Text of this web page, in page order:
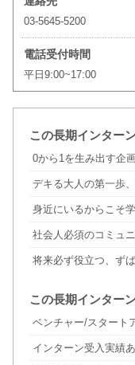
03-5645-5200
電話受付時間
平日9:00~17:00
この長期インター
0から1を生み出す企
デキる大人の第一歩
身近にいるからこそ
社会人必須のコミュ
将来必ず役立つ、ず
この長期インター
ベンチャー/スタート
インターン受入実績